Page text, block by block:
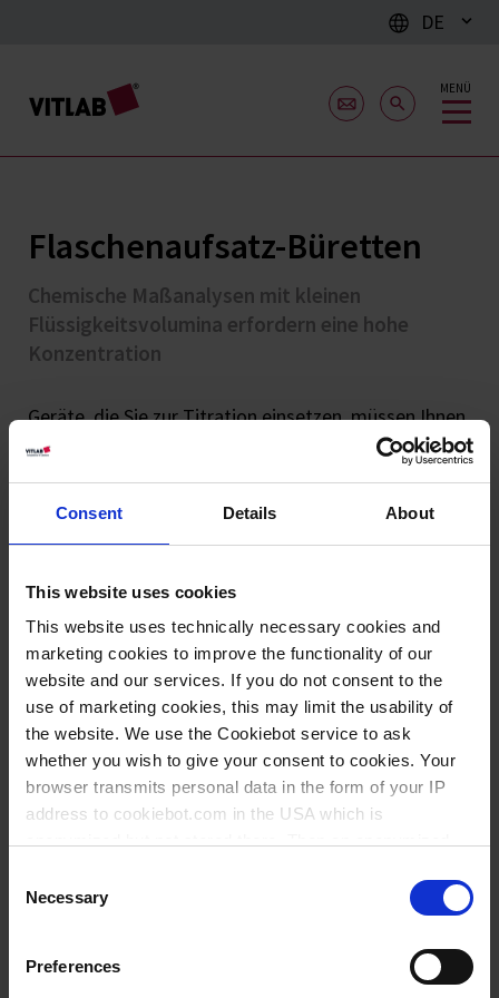
Consent Details About
This website uses cookies
This website uses technically necessary cookies and
marketing cookies to improve the functionality of our
website and our services. If you do not consent to the
use of marketing cookies, this may limit the usability of
the website. We use the Cookiebot service to ask
whether you wish to give your consent to cookies. Your
browser transmits personal data in the form of your IP
address to cookiebot.com in the USA which is
follow your cookie preferences for future page visits. The
privacy level in the USA does not correspond to EU
standards, and it cannot be excluded that US authorities
access your data on US servers.
Selection
Necessary
Preferences
DE
MENÜ
Flaschenaufsatz-Büretten
Chemische Maßanalysen mit kleinen
Flüssigkeitsvolumina erfordern eine hohe
Konzentration
Geräte, die Sie zur Titration einsetzen, müssen Ihnen
ein leichtes und sicheres Arbeiten ermöglichen und
dabei vor allem die reproduzierbare Genauigkeit
liefern, die Sie erwarten. VITLAB hat sich auf das
Programm aus konventionellen Büretten,
Titrierapparaten und hochentwickelten
Flaschenaufsatzbüretten. Dank innovativer Technik
können Sie mit unserer Flaschenaufsatzbürette
VITLAB® continuous kontinuierlich titrieren und
erreichen damit schnell und komfortabel
punktgenaue Ergebnisse.